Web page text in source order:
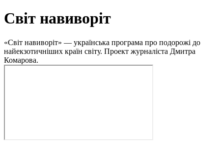
Світ навиворіт
«Світ навиворіт» — українська програма про подорожі до
найекзотичніших країн світу. Проект журналіста Дмитра
Комарова.